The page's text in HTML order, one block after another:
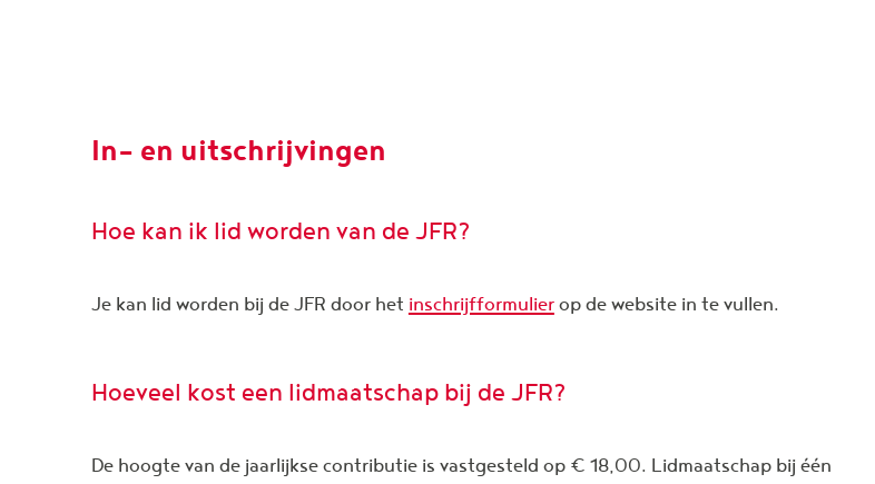
In- en uitschrijvingen
Hoe kan ik lid worden van de JFR?
Je kan lid worden bij de JFR door het inschrijfformulierop de website in te vullen.
Hoeveel kost een lidmaatschap bij de JFR?
De hoogte van de jaarlijkse contributie is vastgesteld op € 18,00. Lidmaatschap bij één